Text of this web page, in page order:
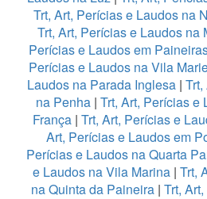
Trt, Art, Perícias e Laudos na
Trt, Art, Perícias e Laudos na
Perícias e Laudos em
Perícias e Laudos na Vila
Laudos na Parada Inglesa |
na Penha | Trt, Art, Perícias e
França | Trt, Art, Perícias e
Art, Perícias e Laudos em
Perícias e Laudos na Quarta
e Laudos na Vila Marina| Trt,
na Quinta da Paineira| Trt,